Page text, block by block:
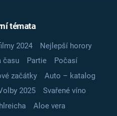
témata
2024
Nejlepší horory
času Partie
Počasí
začátky
Auto – katalog
2025
Svařené víno
Aloe vera